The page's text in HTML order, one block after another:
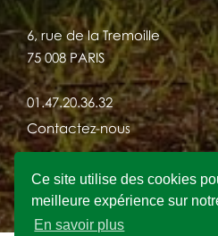
Ce site utilise des cookies
meilleure expérience sur
En savoir plus
6, rue de la Tremoille
75 008 PARIS
01.47.20.36.32
Contactez-nous